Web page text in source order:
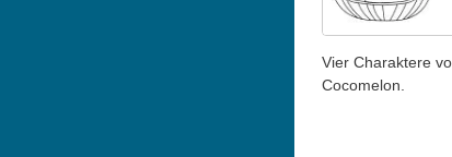
Vier Charaktere
Cocomelon.